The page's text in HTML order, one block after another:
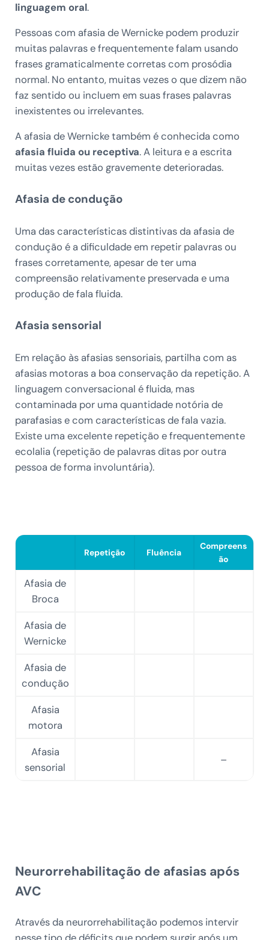
linguagem oral.
Pessoas com afasia de Wernicke podem produzir
muitas palavras e frequentemente falam usando
frases gramaticalmente corretas com prosódia
normal. No entanto, muitas vezes o que dizem não
faz sentido ou incluem em suas frases palavras
inexistentes ou irrelevantes.
A afasia de Wernicke também é conhecida como
afasia fluida ou receptiva. A leitura e a escrita
muitas vezes estão gravemente deterioradas.
Afasia de condução
Uma das características distintivas da afasia de
condução é a dificuldade em repetir palavras ou
frases corretamente, apesar de ter uma
compreensão relativamente preservada e uma
produção de fala fluida.
Afasia sensorial
Em relação às afasias sensoriais, partilha com as
afasias motoras a boa conservação da repetição. A
linguagem conversacional é fluida, mas
contaminada por uma quantidade notória de
parafasias e com características de fala vazia.
Existe uma excelente repetição e frequentemente
ecolalia (repetição de palavras ditas por outra
pessoa de forma involuntária).
Repetição Fluência
Compreens
ão
Afasia de
Broca
Afasia de
Wernicke
Afasia de
condução
Afasia
motora
Afasia
sensorial
–
Neurorrehabilitação de afasias após
AVC
Através da neurorrehabilitação podemos intervir